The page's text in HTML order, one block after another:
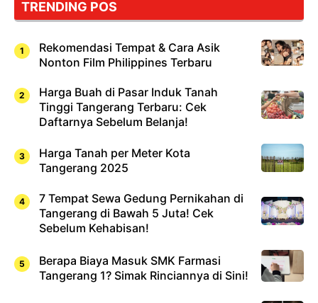
Sushi!
TRENDING POS
Rekomendasi Tempat & Cara Asik
Nonton Film Philippines Terbaru
Harga Buah di Pasar Induk Tanah
Tinggi Tangerang Terbaru: Cek
Daftarnya Sebelum Belanja!
Harga Tanah per Meter Kota
Tangerang 2025
7 Tempat Sewa Gedung Pernikahan di
Tangerang di Bawah 5 Juta! Cek
Sebelum Kehabisan!
Berapa Biaya Masuk SMK Farmasi
Tangerang 1? Simak Rinciannya di Sini!